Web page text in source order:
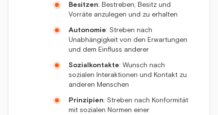
Besitzen: Bestreben, Besitz und
Vorräte anzulegen und zu erhalten
Autonomie: Streben nach
Unabhängigkeit von den Erwartungen
und dem Einfluss anderer
Sozialkontakte: Wunsch nach
sozialen Interaktionen und Kontakt zu
anderen Menschen
Prinzipien: Streben nach Konformität
mit sozialen Normen einer